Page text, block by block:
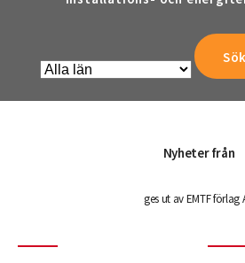
Nyheter från
ges ut av EMTF förlag